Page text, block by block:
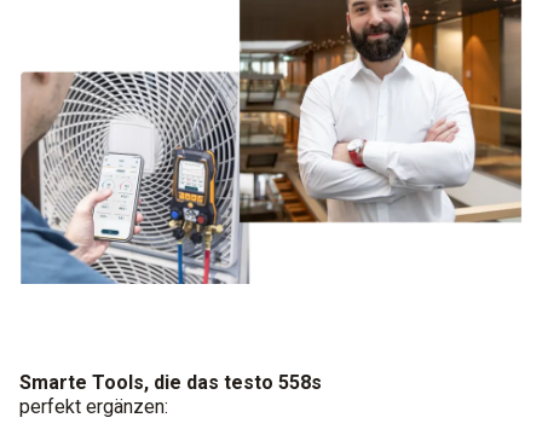
Smarte Tools, die das testo 558s
perfekt ergänzen: